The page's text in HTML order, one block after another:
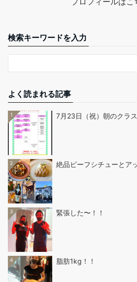
検索キーワードを入力
よく読まれる記事
1 7月23日（祝）朝のクラス
2 絶品ビーフシチューとア
3 緊張した〜！！
4 脂肪1kg！！